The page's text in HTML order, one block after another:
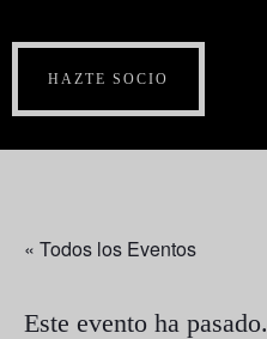
HAZTE SOCIO
« Todos los Eventos
Este evento ha pasado.